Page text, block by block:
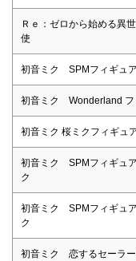
Ｒｅ：ゼロから始める異
使
初音ミク SPMフィギュ
初音ミク Wonderland
初音ミク 桜ミクフィギュ
初音ミク SPMフィギュ
ク
初音ミク SPMフィギュ
ク
初音ミク 恋するセーラ